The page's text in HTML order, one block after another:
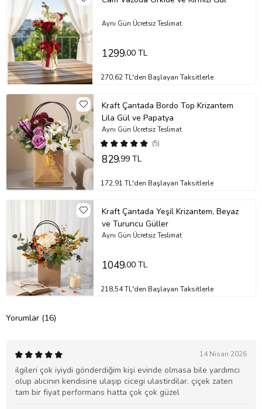
Aynı Gün Ücretsiz Teslimat
1299,00 TL
270,62 TL'den Başlayan Taksitlerle
Kraft Çantada Bordo Top Krizantem
Lila Gül ve Papatya
(5)
Aynı Gün Ücretsiz Teslimat
829,99 TL
172,91 TL'den Başlayan Taksitlerle
Kraft Çantada Yeşil Krizantem, Beyaz
ve Turuncu Güller
Aynı Gün Ücretsiz Teslimat
1049,00 TL
218,54 TL'den Başlayan Taksitlerle
Yorumlar (16)
14 Nisan 2026
ilgileri çok iyiydi gönderdiğim kişi evinde olmasa bile yardımcı
olup alıcının kendisine ulaşıp cicegi ulastirdilar. çiçek zaten
tam bir fiyat performans hatta çok çok güzel